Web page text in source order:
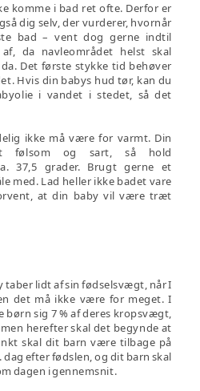
komme i bad ret ofte. Derfor er
dig selv, der vurderer, hvornår
bad – vent dog gerne indtil
da navleområdet helst skal
Det første stykke tid behøver
Hvis din babys hud tør, kan du
i vandet i stedet, så det
ikke må være for varmt. Din
følsom og sart, så hold
37,5 grader. Brugt gerne et
med. Lad heller ikke badet vare
at din baby vil være træt
taber lidt af sin fødselsvægt, når I
det må ikke være for meget. I
sig 7 % af deres kropsvægt,
herefter skal det begynde at
skal dit barn være tilbage på
efter fødslen, og dit barn skal
dagen i gennemsnit.